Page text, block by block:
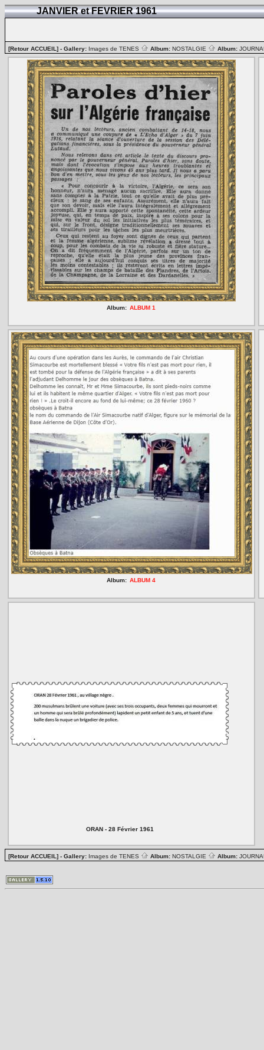
JANVIER et FEVRIER 1961
[Retour ACCUEIL] - Gallery: Images de TENES Album: NOSTALGIE Album:
Album: ALBUM 1
Album: ALBUM 4
ORAN - 28 Février 1961
[Retour ACCUEIL] - Gallery: Images de TENES Album: NOSTALGIE Album: